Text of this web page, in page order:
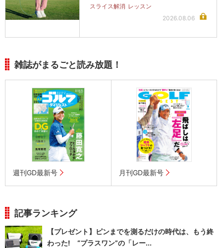
スライス解消 レッスン
2026.08.06
雑誌がまるごと読み放題！
週刊GD最新号 月刊GD最新号
記事ランキング
【プレゼント】ピンまでを測るだけの時代は、もう終
わった! “プラスワン”の「レー...